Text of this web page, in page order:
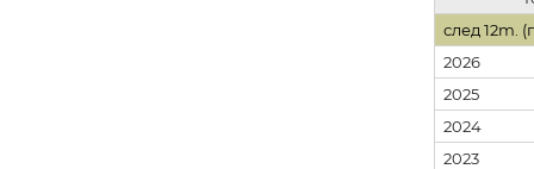
след 12m.
2026
2025
2024
2023